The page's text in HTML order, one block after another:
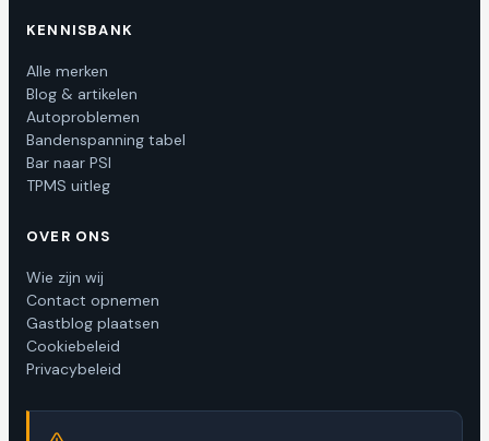
KENNISBANK
Alle merken
Blog & artikelen
Autoproblemen
Bandenspanning tabel
Bar naar PSI
TPMS uitleg
OVER ONS
Wie zijn wij
Contact opnemen
Gastblog plaatsen
Cookiebeleid
Privacybeleid